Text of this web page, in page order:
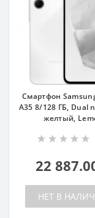
Смартфон
A35 8/128 ГБ, Dual
желтый,
22
НЕТ В